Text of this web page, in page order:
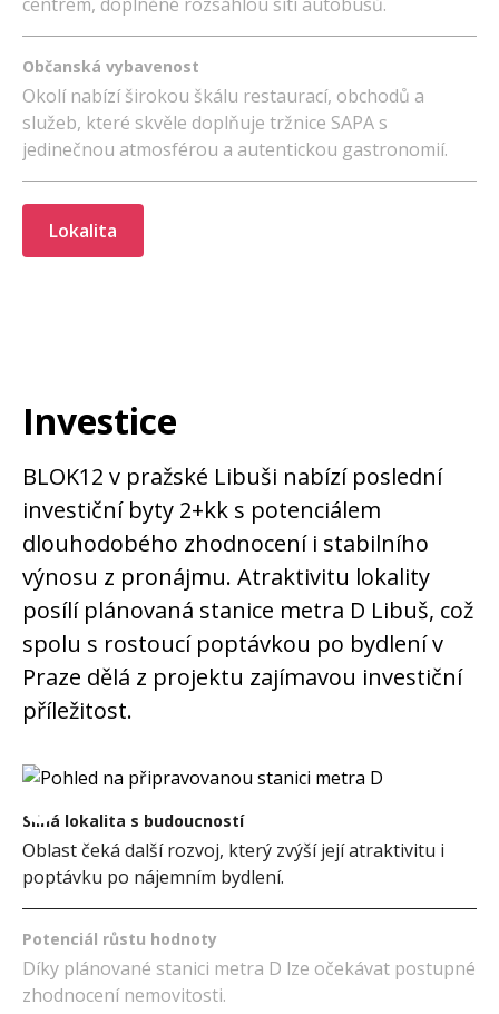
Občanská vybavenost
Okolí nabízí širokou škálu restaurací, obchodů a
služeb, které skvěle doplňuje tržnice SAPA s
jedinečnou atmosférou a autentickou gastronomií.
Lokalita
Investice
BLOK12 v pražské Libuši nabízí poslední
investiční byty 2+kk s potenciálem
dlouhodobého zhodnocení i stabilního
výnosu z pronájmu. Atraktivitu lokality
posílí plánovaná stanice metra D Libuš, což
spolu s rostoucí poptávkou po bydlení v
Praze dělá z projektu zajímavou investiční
příležitost.
Silná lokalita s budoucností
Oblast čeká další rozvoj, který zvýší její atraktivitu i
poptávku po nájemním bydlení.
Potenciál růstu hodnoty
Díky plánované stanici metra D lze očekávat postupné
zhodnocení nemovitosti.